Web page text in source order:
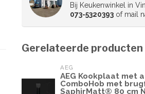
Bij Keukenwinkel in
073-5320393 of mail
Gerelateerde producten
AEG
AEG Kookplaat met
ComboHob met
SaphirMatt® 80 cm